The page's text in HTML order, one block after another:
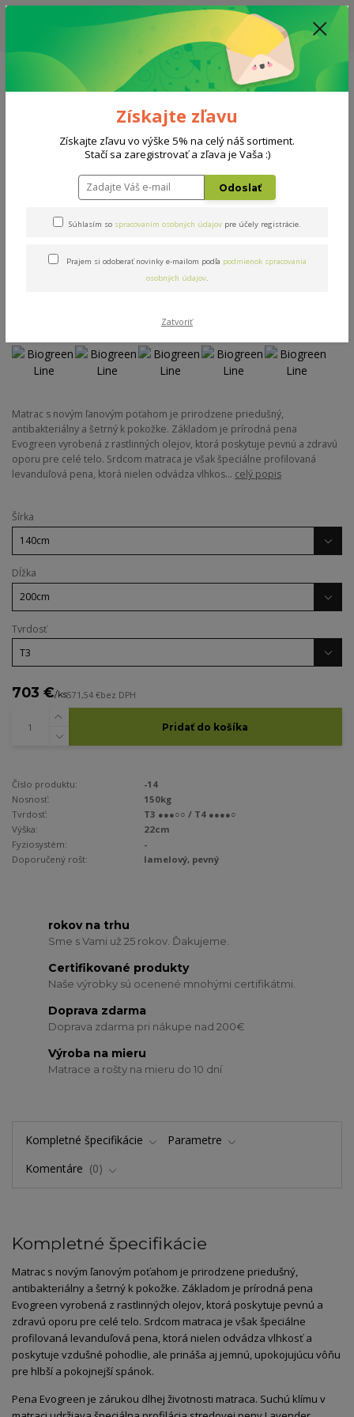
ZĽAVA: VŠETKY VYSTAVENÉ POSTELE ZA 400€ - CENA MATRACU A ROŠTU
PODĽA VÝBERU / DODACIA LEHOTA JE AKTUÁLNE 10-15 PRACOVNÝCH
Menu
0908 777 700 Po-So: 10-18 hod.
0
Matrace Biogreen Line
Biogreen Line
Novinka
Matrac s novým ľanovým poťahom je prirodzene priedušný,
antibakteriálny a šetrný k pokožke. Základom je prírodná pena
Evogreen vyrobená z rastlinných olejov, ktorá poskytuje pevnú a zdravú
oporu pre celé telo. Srdcom matraca je však špeciálne profilovaná
levanduľová pena, ktorá nielen odvádza vlhkos... celý popis
Šírka
Dĺžka
Tvrdosť
703 €/ks571,54 €bez DPH
Pridať do košíka
Číslo produktu:
-14
Nosnosť:
150kg
Tvrdosť:
T3 ●●●○○ / T4 ●●●●○
Výška:
22cm
Fyziosystém:
-
Doporučený rošt:
lamelový, pevný
rokov na trhu
Sme s Vami už 25 rokov. Ďakujeme.
Certifikované produkty
Naše výrobky sú ocenené mnohými certifikátmi.
Doprava zdarma
Doprava zdarma pri nákupe nad 200€
Výroba na mieru
Matrace a rošty na mieru do 10 dní
Kompletné špecifikácie
Parametre
Komentáre
0
Kompletné špecifikácie
Matrac s novým ľanovým poťahom je prirodzene priedušný,
antibakteriálny a šetrný k pokožke. Základom je prírodná pena
Evogreen vyrobená z rastlinných olejov, ktorá poskytuje pevnú a
zdravú oporu pre celé telo. Srdcom matraca je však špeciálne
profilovaná levanduľová pena, ktorá nielen odvádza vlhkosť a
poskytuje vzdušné pohodlie, ale prináša aj jemnú, upokojujúcu vôňu
pre hlbší a pokojnejší spánok.
Pena Evogreen je zárukou dlhej životnosti matraca. Suchú klímu v
Získajte zľavu
Získajte zľavu vo výške 5% na celý náš sortiment.
Stačí sa zaregistrovať a zľava je Vaša :)
Odoslať
Súhlasím so spracovaním osobných údajov pre účely registrácie.
Prajem si odoberať novinky e-mailom podľa podmienok spracovania
osobných údajov.
Zatvoriť